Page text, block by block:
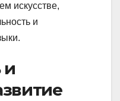
искусстве,
и
и